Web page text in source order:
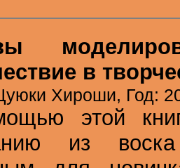
в
Хироши, Год:
этой
из